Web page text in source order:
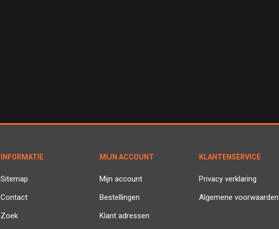
INFORMATIE
Sitemap
Contact
Zoek
MIJN ACCOUNT
Mijn account
Bestellingen
Klant adressen
KLANTENSERVICE
Privacy verklaring
Algemene voorwaarden